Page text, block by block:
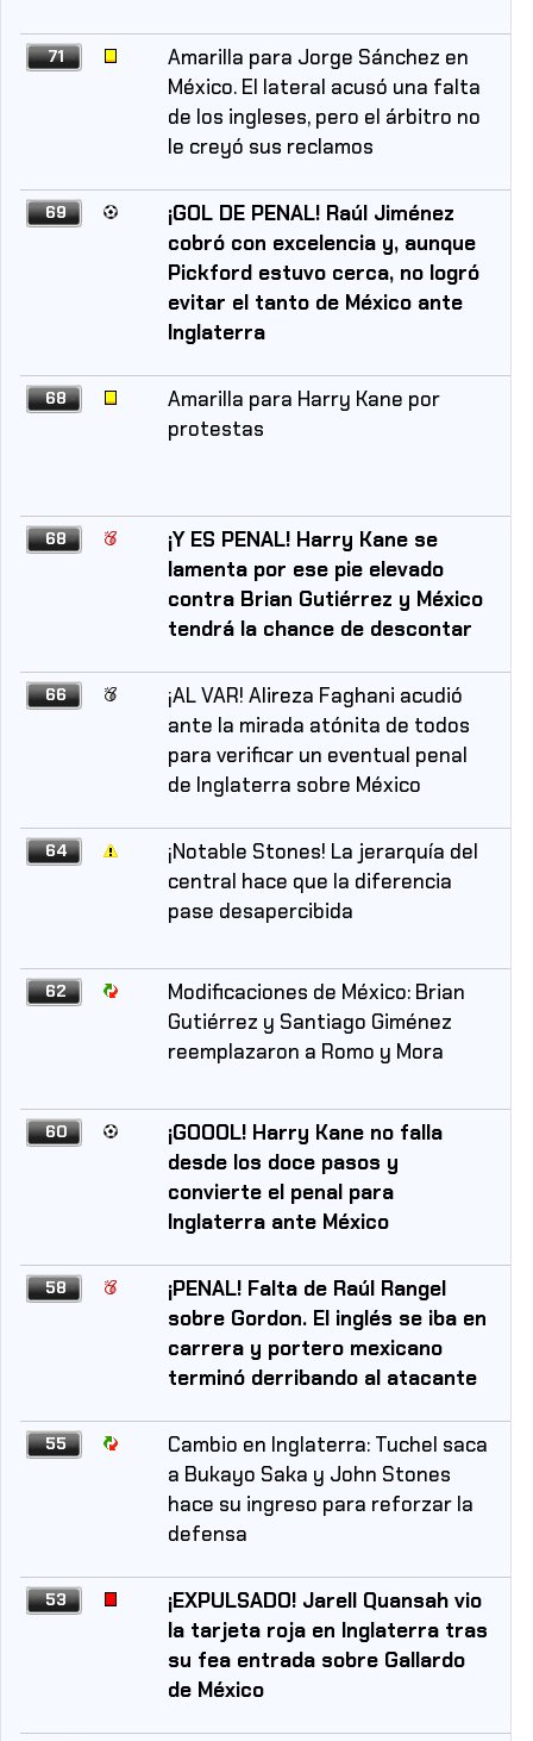
71
Amarilla para Jorge Sánchez en
México. El lateral acusó una falta
de los ingleses, pero el árbitro no
le creyó sus reclamos
69
¡GOL DE PENAL! Raúl Jiménez
cobró con excelencia y, aunque
Pickford estuvo cerca, no logró
evitar el tanto de México ante
Inglaterra
68
Amarilla para Harry Kane por
protestas
68
¡Y ES PENAL! Harry Kane se
lamenta por ese pie elevado
contra Brian Gutiérrez y México
tendrá la chance de descontar
66
¡AL VAR! Alireza Faghani acudió
ante la mirada atónita de todos
para verificar un eventual penal
de Inglaterra sobre México
64
¡Notable Stones! La jerarquía del
central hace que la diferencia
pase desapercibida
62
Modificaciones de México: Brian
Gutiérrez y Santiago Giménez
reemplazaron a Romo y Mora
60
¡GOOOL! Harry Kane no falla
desde los doce pasos y
convierte el penal para
Inglaterra ante México
58
¡PENAL! Falta de Raúl Rangel
sobre Gordon. El inglés se iba en
carrera y portero mexicano
terminó derribando al atacante
55
Cambio en Inglaterra: Tuchel saca
a Bukayo Saka y John Stones
hace su ingreso para reforzar la
defensa
53
¡EXPULSADO! Jarell Quansah vio
la tarjeta roja en Inglaterra tras
su fea entrada sobre Gallardo
de México